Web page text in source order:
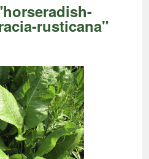
rusticana"